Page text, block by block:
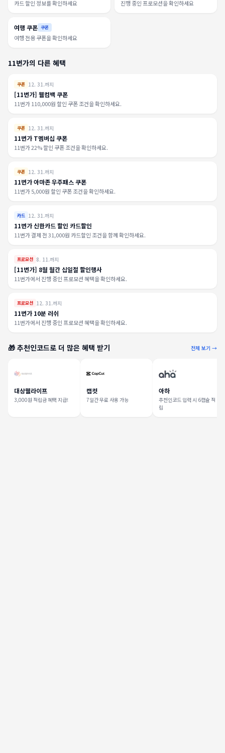
카드 할인 정보를 확인하세요 진행 중인 프로모션을 확인하세요
여행 쿠폰 쿠폰
여행 전용 쿠폰을 확인하세요
11번가의 다른 혜택
쿠폰 12. 31.까지
[11번가] 웰컴백 쿠폰
11번가 110,000원 할인 쿠폰 조건을 확인하세요.
쿠폰 12. 31.까지
11번가 T멤버십 쿠폰
11번가 22% 할인 쿠폰 조건을 확인하세요.
쿠폰 12. 31.까지
11번가 아마존 우주패스 쿠폰
11번가 5,000원 할인 쿠폰 조건을 확인하세요.
카드 12. 31.까지
11번가 신한카드 할인 카드할인
11번가 결제 전 31,000원 카드할인 조건을 함께 확인하세요.
프로모션 8. 11.까지
[11번가] 8월 월간 십일절 할인행사
11번가에서 진행 중인 프로모션 혜택을 확인하세요.
프로모션 12. 31.까지
11번가 10분 러쉬
11번가에서 진행 중인 프로모션 혜택을 확인하세요.
🎁 추천인코드로 더 많은 혜택 받기 전체 보기 →
대상웰라이프
3,000원 적립금 혜택 지급!
캡컷
7일간 무료 사용 가능
아하
추천인코드 입력 시 6캡슐 적
립